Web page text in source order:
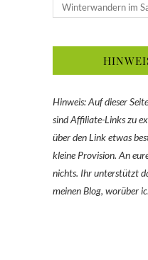
Winterwandern im
Hinweis: Auf dieser
sind Affiliate-Links zu
über den Link etwas
kleine Provision. An
nichts. Ihr unterstützt
meinen Blog, worüber